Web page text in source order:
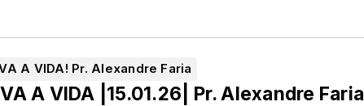
A VIDA! Pr. Alexandre Faria
A VIDA |15.01.26| Pr. Alexandre Faria